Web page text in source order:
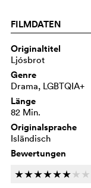
FILMDATEN
Originaltitel
Ljósbrot
Genre
Drama, LGBTQIA+
Länge
82 Min.
Originalsprache
Isländisch
Bewertungen
cccccc c c